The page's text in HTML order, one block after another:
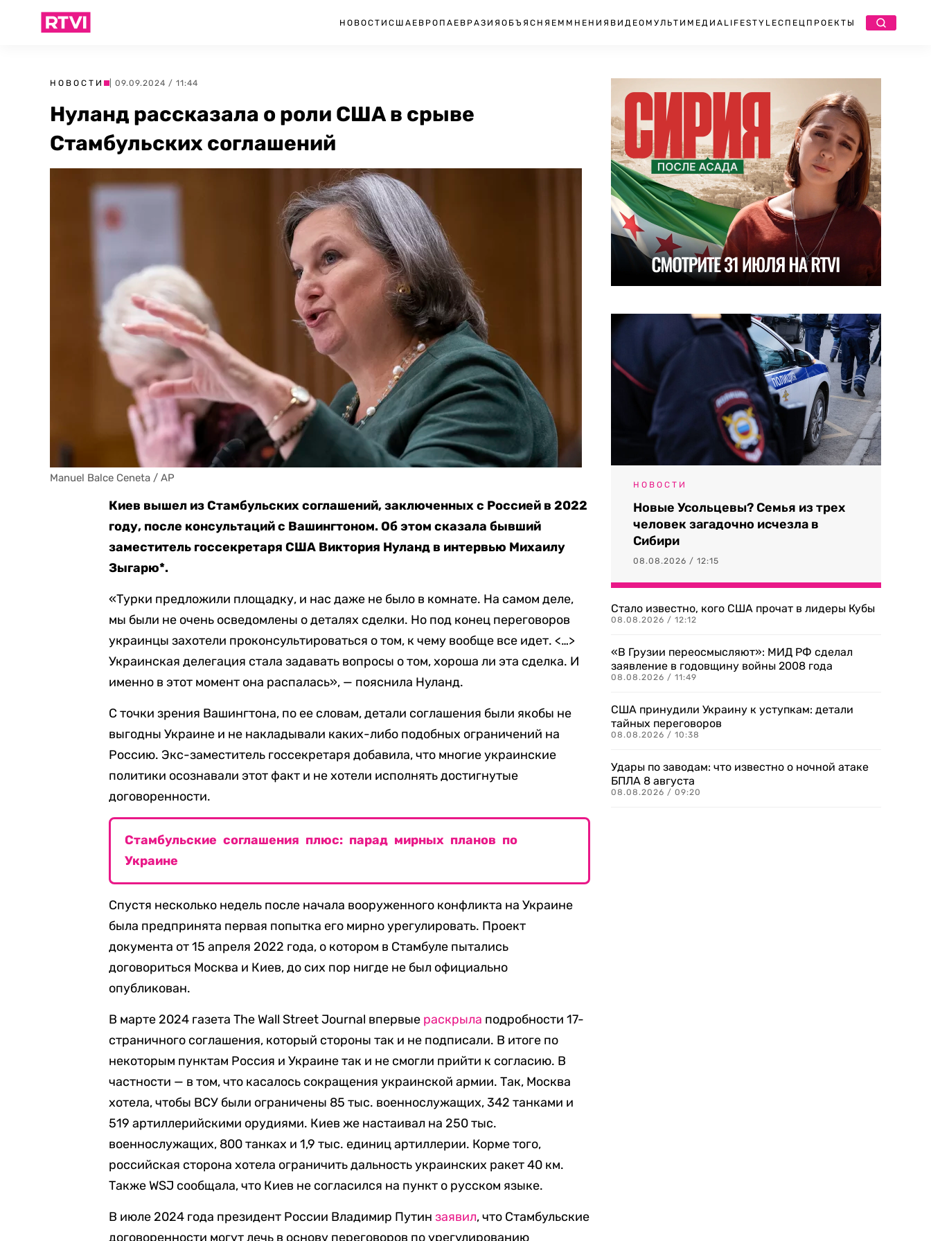
НОВОСТИ США ЕВРОПА ЕВРАЗИЯ ОБЪЯСНЯЕМ МНЕНИЯ ВИДЕО МУЛЬТИМЕДИА LIFESTYLEСПЕЦПРОЕКТЫ
НОВОСТИ | 09.09.2024 / 11:44
Нуланд рассказала о роли США в срыве
Стамбульских соглашений
Manuel Balce Ceneta / AP
Киев вышел из Стамбульских соглашений, заключенных с Россией в 2022
году, после консультаций с Вашингтоном. Об этом сказала бывший
заместитель госсекретаря США Виктория Нуланд в интервью Михаилу
Зыгарю*.
«Турки предложили площадку, и нас даже не было в комнате. На самом деле,
мы были не очень осведомлены о деталях сделки. Но под конец переговоров
украинцы захотели проконсультироваться о том, к чему вообще все идет. <…>
Украинская делегация стала задавать вопросы о том, хороша ли эта сделка. И
именно в этот момент она распалась», — пояснила Нуланд.
С точки зрения Вашингтона, по ее словам, детали соглашения были якобы не
выгодны Украине и не накладывали каких-либо подобных ограничений на
Россию. Экс-заместитель госсекретаря добавила, что многие украинские
политики осознавали этот факт и не хотели исполнять достигнутые
договоренности.
Стамбульские соглашения плюс: парад мирных планов по
Украине
Спустя несколько недель после начала вооруженного конфликта на Украине
была предпринята первая попытка его мирно урегулировать. Проект
документа от 15 апреля 2022 года, о котором в Стамбуле пытались
договориться Москва и Киев, до сих пор нигде не был официально
опубликован.
В марте 2024 газета The Wall Street Journal впервые раскрыла подробности 17-
страничного соглашения, который стороны так и не подписали. В итоге по
некоторым пунктам Россия и Украине так и не смогли прийти к согласию. В
частности — в том, что касалось сокращения украинской армии. Так, Москва
хотела, чтобы ВСУ были ограничены 85 тыс. военнослужащих, 342 танками и
519 артиллерийскими орудиями. Киев же настаивал на 250 тыс.
военнослужащих, 800 танках и 1,9 тыс. единиц артиллерии. Корме того,
российская сторона хотела ограничить дальность украинских ракет 40 км.
Также WSJ сообщала, что Киев не согласился на пункт о русском языке.
В июле 2024 года президент России Владимир Путинзаявил, что Стамбульские
договоренности могут лечь в основу переговоров по урегулированию
НОВОСТИ
Новые Усольцевы? Семья из трех
человек загадочно исчезла в
Сибири
08.08.2026 / 12:15
Стало известно, кого США прочат в лидеры Кубы
08.08.2026 / 12:12
«В Грузии переосмысляют»: МИД РФ сделал
заявление в годовщину войны 2008 года
08.08.2026 / 11:49
США принудили Украину к уступкам: детали
тайных переговоров
08.08.2026 / 10:38
Удары по заводам: что известно о ночной атаке
БПЛА 8 августа
08.08.2026 / 09:20